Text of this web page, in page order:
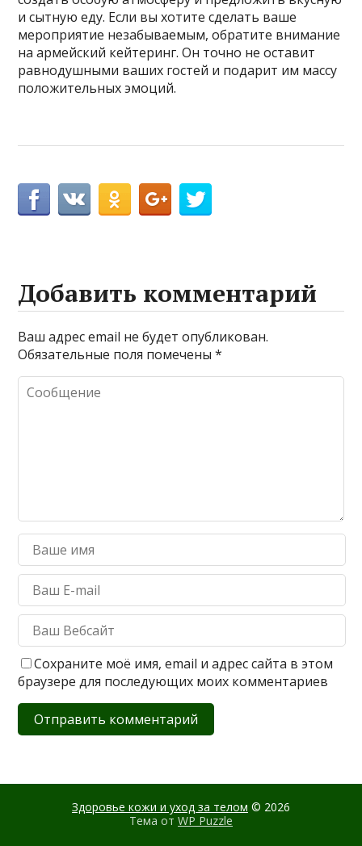
и сытную еду. Если вы хотите сделать ваше
мероприятие незабываемым, обратите внимание
на армейский кейтеринг. Он точно не оставит
равнодушными ваших гостей и подарит им массу
положительных эмоций.
Добавить комментарий
Ваш адрес email не будет опубликован.
Обязательные поля помечены*
Сохраните моё имя, email и адрес сайта в этом
браузере для последующих моих комментариев
Здоровье кожи и уход за телом © 2026
Тема от WP Puzzle